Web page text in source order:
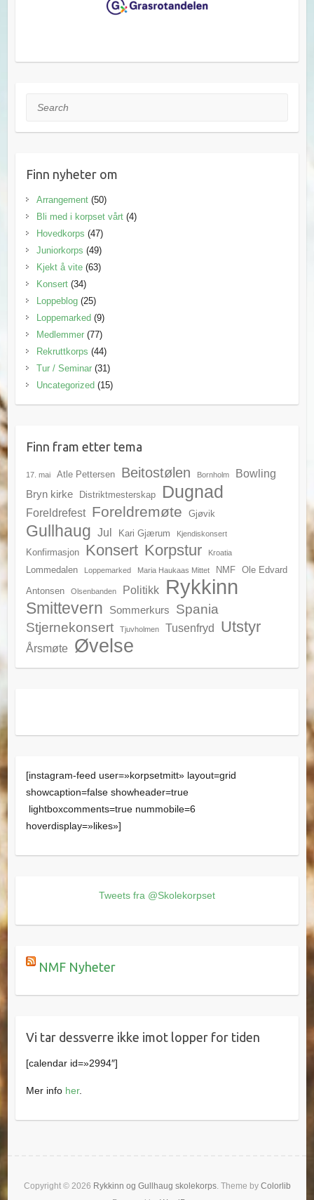
Search
Finn nyheter om
Arrangement(50)
Bli med i korpset vårt(4)
Hovedkorps (47)
Juniorkorps (49)
Kjekt å vite(63)
Konsert(34)
Loppeblog(25)
Loppemarked (9)
Medlemmer(77)
Rekruttkorps (44)
Tur / Seminar(31)
Uncategorized (15)
Finn fram etter tema
17. mai Atle Pettersen Beitostølen Bornholm Bowling
Bryn kirke Distriktmesterskap Dugnad
Foreldrefest Foreldremøte Gjøvik
Gullhaug Jul Kari Gjærum Kjendiskonsert
Konfirmasjon Konsert Korpstur Kroatia
Lommedalen Loppemarked Maria Haukaas Mittet NMF
Ole Edvard
Antonsen
Olsenbanden Politikk Rykkinn
Smittevern Sommerkurs
Spania
Stjernekonsert
Tjuvholmen Tusenfryd Utstyr
Årsmøte Øvelse
[instagram-feed user=»korpsetmitt» layout=grid
showcaption=false showheader=true
lightboxcomments=true nummobile=6
hoverdisplay=»likes»]
Tweets fra @Skolekorpset
NMF Nyheter
Vi tar dessverre ikke imot lopper for tiden
[calendar id=»2994″]
Mer info her.
Copyright © 2026 Rykkinn og Gullhaug skolekorps. Theme by Colorlib